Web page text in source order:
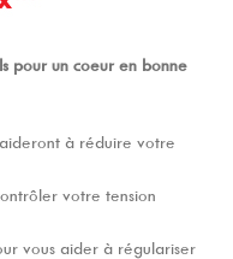
pour un coeur en bonne
à réduire votre
votre tension
vous aider à régulariser